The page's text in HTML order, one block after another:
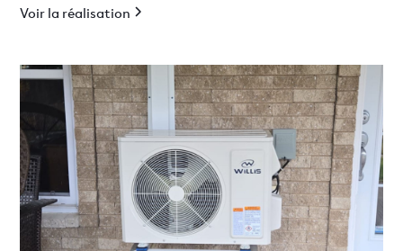
Voir la réalisation